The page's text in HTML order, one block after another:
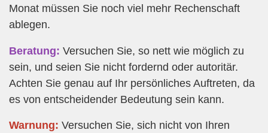
Monat müssen Sie noch viel mehr Rechenschaft
ablegen.
Beratung: Versuchen Sie, so nett wie möglich zu
sein, und seien Sie nicht fordernd oder autoritär.
Achten Sie genau auf Ihr persönliches Auftreten, da
es von entscheidender Bedeutung sein kann.
Warnung: Versuchen Sie, sich nicht von Ihren